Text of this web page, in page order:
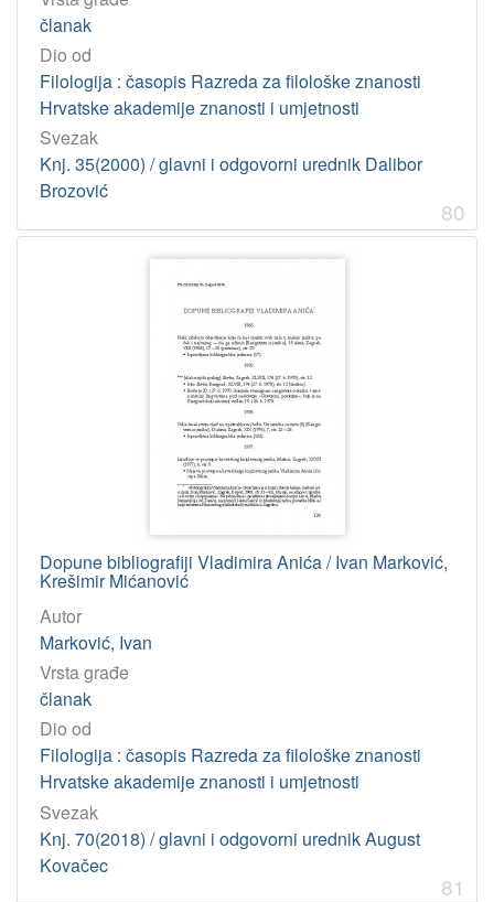
članak
Dio od
Filologija : časopis Razreda za filološke znanosti
Hrvatske akademije znanosti i umjetnosti
Svezak
Knj. 35(2000) / glavni i odgovorni urednik Dalibor
Brozović
80
Dopune bibliografiji Vladimira Anića / Ivan Marković,
Krešimir Mićanović
Autor
Marković, Ivan
Vrsta građe
članak
Dio od
Filologija : časopis Razreda za filološke znanosti
Hrvatske akademije znanosti i umjetnosti
Svezak
Knj. 70(2018) / glavni i odgovorni urednik August
Kovačec
81